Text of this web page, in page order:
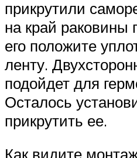
прикрутили
на край раковины
его положите
ленту.
подойдет для
Осталось
прикрутить ее.
Как видите